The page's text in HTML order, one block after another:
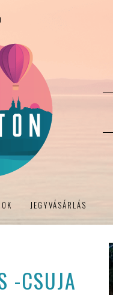
JEGYVÁSÁRLÁS
-CSUJA